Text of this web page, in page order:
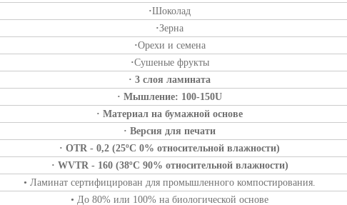
·Шоколад
·Зерна
·Орехи и семена
·Сушеные фрукты
· 3 слоя ламината
· Мышление: 100-150U
· Материал на бумажной основе
· Версия для печати
· OTR - 0,2 (25ºC 0% относительной влажности)
· WVTR - 160 (38ºC 90% относительной влажности)
• Ламинат сертифицирован для промышленного компостирования.
• До 80% или 100% на биологической основе